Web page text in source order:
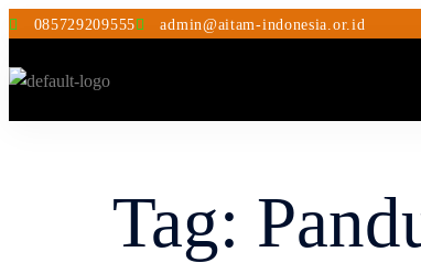
085729209555 admin@aitam-indonesia.or.id
Tag: